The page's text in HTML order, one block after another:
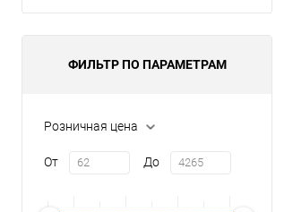
ФИЛЬТР ПО ПАРАМЕТРАМ
Розничная цена
От До